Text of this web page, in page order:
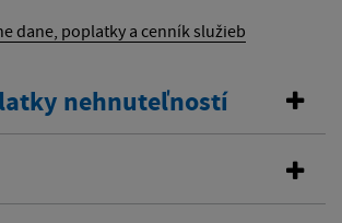
dane, poplatky a cenník služieb
nehnuteľností